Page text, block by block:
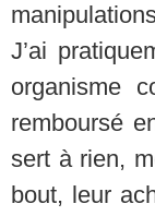
J’ai
organisme
remboursé
sert à rien,
bout, leur